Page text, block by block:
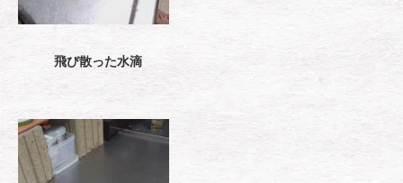
飛び散った水滴